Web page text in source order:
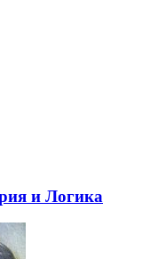
и Логика